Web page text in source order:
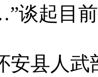
谈起目前
县人武